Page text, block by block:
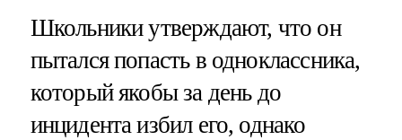
Школьники утверждают, что он
пытался попасть в одноклассника,
который якобы за день до
инцидента избил его, однако